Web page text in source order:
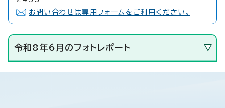
お問い合わせは専用フォームをご利用ください。
令和8年6月のフォトレポート